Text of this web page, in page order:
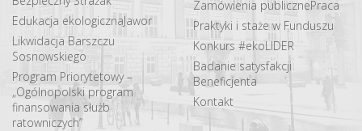
Edukacja ekologicznaJawor
Likwidacja Barszczu
Sosnowskiego
Program Priorytetowy –
„Ogólnopolski program
finansowania służb
ratowniczych”
Zamówienia publicznePraca
Praktyki i staże w Funduszu
Konkurs #ekoLIDER
Badanie satysfakcji
Beneficjenta
Kontakt